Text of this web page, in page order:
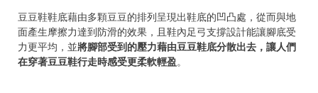
豆豆鞋鞋底藉由多顆豆豆的排列呈現出鞋底的凹凸處，從而與地
面產生摩擦力達到防滑的效果，且鞋內足弓支撐設計能讓腳底受
力更平均，並將腳部受到的壓力藉由豆豆鞋底分散出去，讓人們
在穿著豆豆鞋行走時感受更柔軟輕盈。